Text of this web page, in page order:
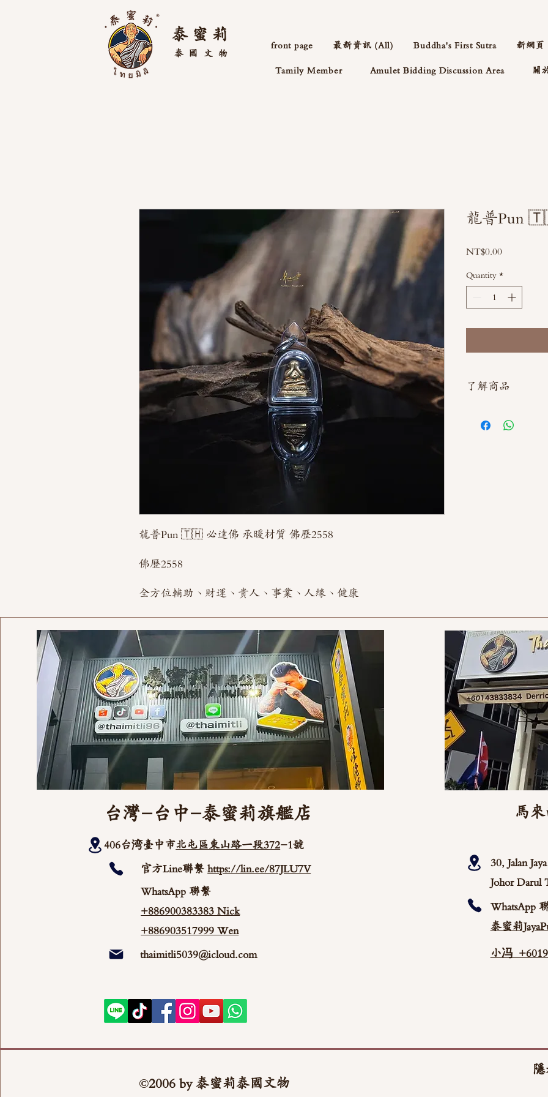
泰 蜜 莉
文物
泰國
front page 最新資訊 (All) Buddha's First Sutra 新網頁
Tamily Member Amulet Bidding Discussion Area 關
龍普Pun 🇹🇭 必達佛 承暖材質 佛歷2558
佛歷2558
全方位輔助、財運、貴人、事業、人緣、健康
龍普Pun
NT$0.00Price
Quantity *
了解商品
台灣-台中-泰蜜莉旗艦店
406台湾臺中市北屯區東山路一段372-1號
官方Line聯繫https://lin.ee/87JLU7V
WhatsApp 聯繫
+886900383383 Nick
+886903517999 Wen
thaimitli5039@icloud.com
©2006 by 泰蜜莉泰國文物
馬
30, Jalan
Johor Darul
WhatsApp
泰蜜莉
小冯